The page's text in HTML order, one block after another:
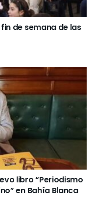
de semana de las
libro “Periodismo
en Bahía Blanca